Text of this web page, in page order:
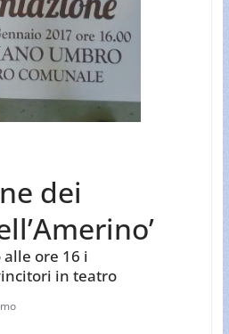
dei
ore 16 i
in teatro